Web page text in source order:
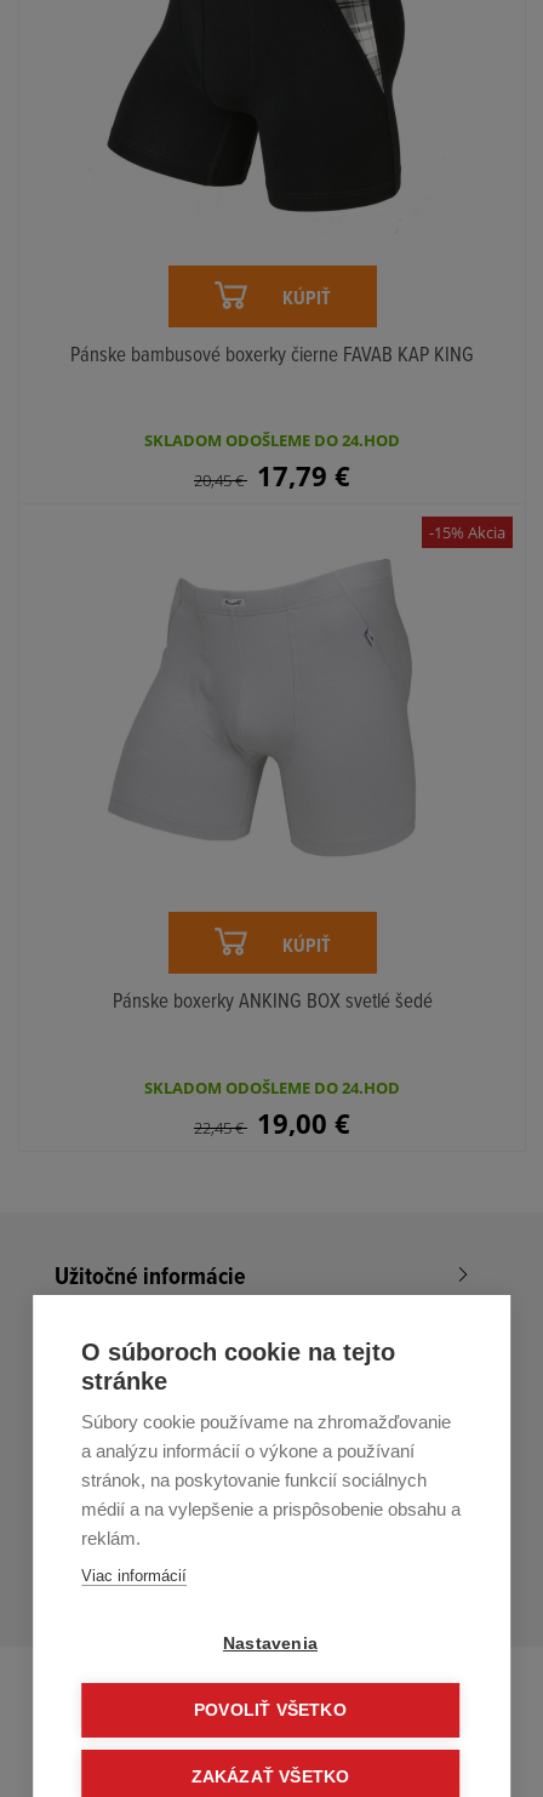
KÚPIŤ
Pánske bambusové boxerky čierne FAVAB KAP KING
SKLADOM ODOŠLEME DO 24.HOD
20,45€ 17,79 €
KÚPIŤ
Pánske boxerky ANKING BOX svetlé šedé
SKLADOM ODOŠLEME DO 24.HOD
22,45€ 19,00 €
-15% Akcia
Užitočné informácie
Nákup v All4Men.sk
Zákaznícky servis
Prihláste sa k odberu noviniek
Prihlásiť
osoby staršie ako 16 rokov!
O súboroch cookie na tejto
stránke
Súbory cookie používame na zhromažďovanie
a analýzu informácií o výkone a používaní
stránok, na poskytovanie funkcií sociálnych
médií a na vylepšenie a prispôsobenie obsahu a
reklám.
Viac informácií
Nastavenia
POVOLIŤ VŠETKO
ZAKÁZAŤ VŠETKO